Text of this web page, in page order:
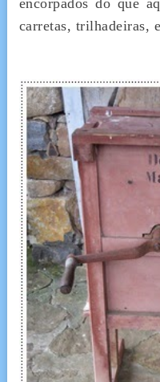
encorpados do que
carretas, trilhadeiras,